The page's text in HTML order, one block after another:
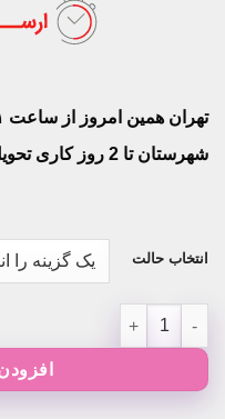
تهران همین امروز از ساعت ۱۱-۱۹ با اسنپ
شهرستان تا 2 روز کاری تحویل پست
انتخاب حالت